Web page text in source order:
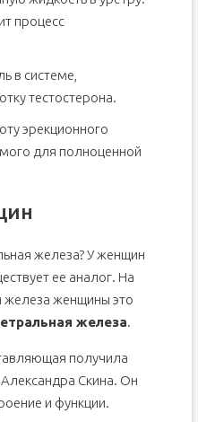
процесс
в системе,
тестостерона.
эрекционного
для полноценной
железа? У женщин
ее аналог. На
железа женщины это
железа.
получила
Скина. Он
и функции.